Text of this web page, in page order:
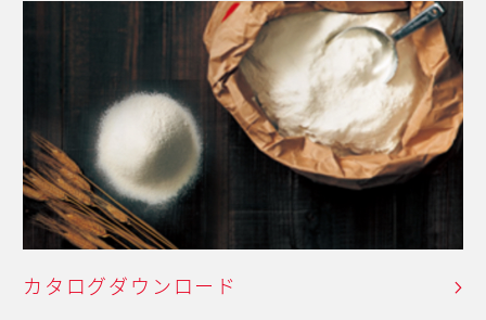
カタログダウンロード